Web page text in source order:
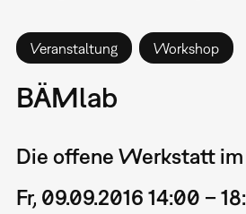
Veranstaltung Workshop
BÄMlab
Die offene Werkstatt
Fr, 09.09.2016 14:00 –